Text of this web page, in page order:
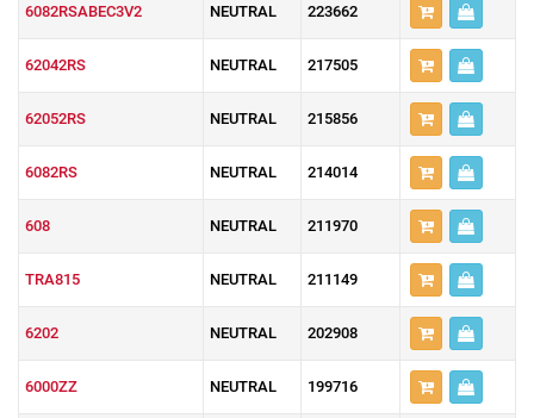
6082RSABEC3V2 NEUTRAL 223662
62042RS NEUTRAL 217505
62052RS NEUTRAL 215856
6082RS NEUTRAL 214014
608 NEUTRAL 211970
TRA815 NEUTRAL 211149
6202 NEUTRAL 202908
6000ZZ NEUTRAL 199716